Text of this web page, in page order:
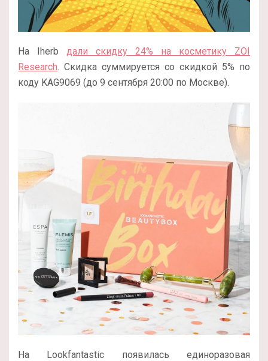
На Iherb дали скидку 24% на косметику ZOI
Research. Скидка суммируется со скидкой 5% по
коду KAG9069 (до 9 сентября 20:00 по Москве).
На Lookfantastic появилась единоразовая